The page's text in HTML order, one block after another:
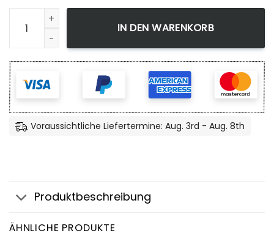
Demon Slayer Akaza 3 Teppich, Anime Teppich,
IN DEN WARENKORB
Voraussichtliche Liefertermine: Aug. 3rd - Aug. 8th
Produktbeschreibung
ÄHNLICHE PRODUKTE